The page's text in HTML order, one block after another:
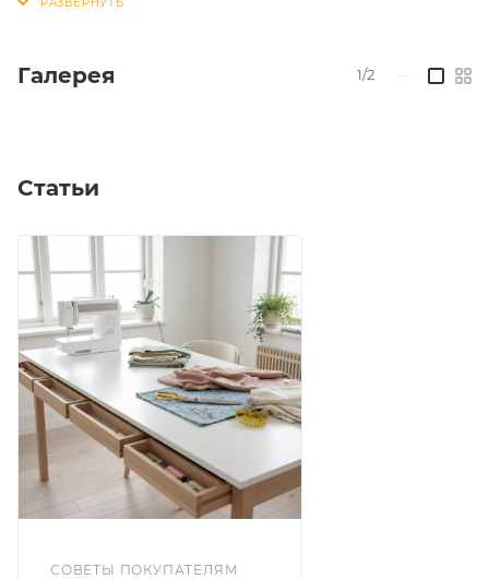
Галерея 1/2
Статьи
СОВЕТЫ ПОКУПАТЕЛЯМ